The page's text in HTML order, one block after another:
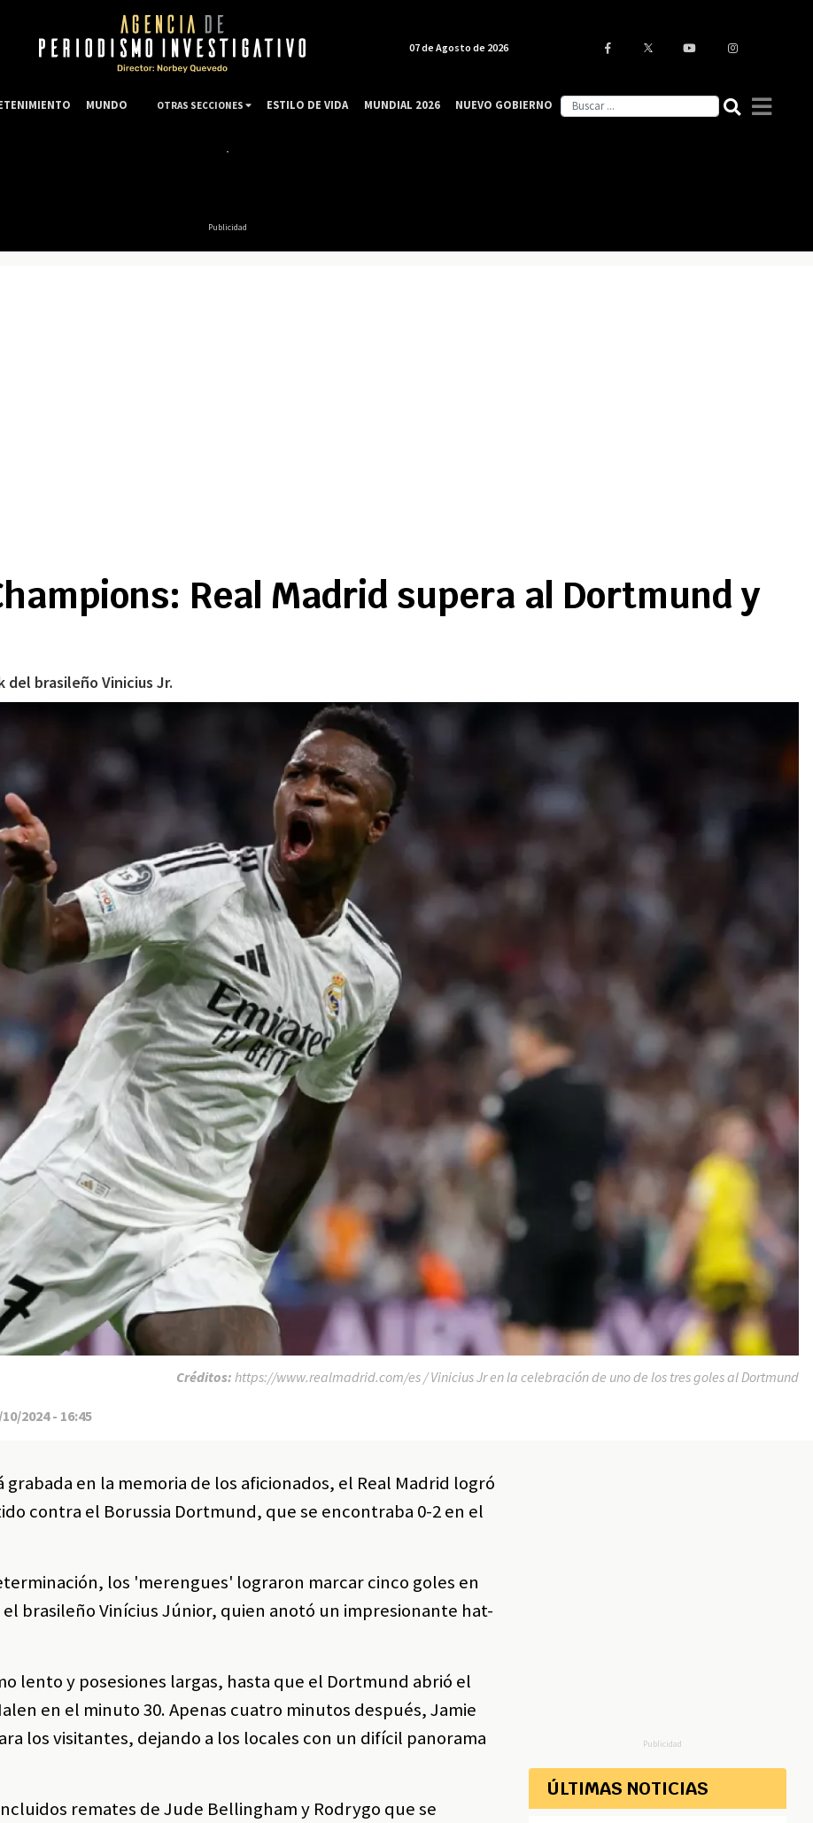
Publicidad
Real Madrid supera al Dortmund y
del brasileño Vinicius Jr.
2024 - 16:45
Créditos: https://www.realmadrid.com/es / Vinicius Jr en la celebración de uno de los tres goles al Dortmund
en la memoria de los aficionados, el Real Madrid logró
contra el Borussia Dortmund, que se encontraba 0-2 en el
los 'merengues' lograron marcar cinco goles en
brasileño Vinícius Júnior, quien anotó un impresionante hat-
lento y posesiones largas, hasta que el Dortmund abrió el
en el minuto 30. Apenas cuatro minutos después, Jamie
los visitantes, dejando a los locales con un difícil panorama
remates de Jude Bellingham y Rodrygo que se
Publicidad
ÚLTIMAS NOTICIAS
07 de Agosto de 2026
MUNDO OTRAS SECCIONES ESTILO DE VIDA MUNDIAL 2026 NUEVO GOBIERNO